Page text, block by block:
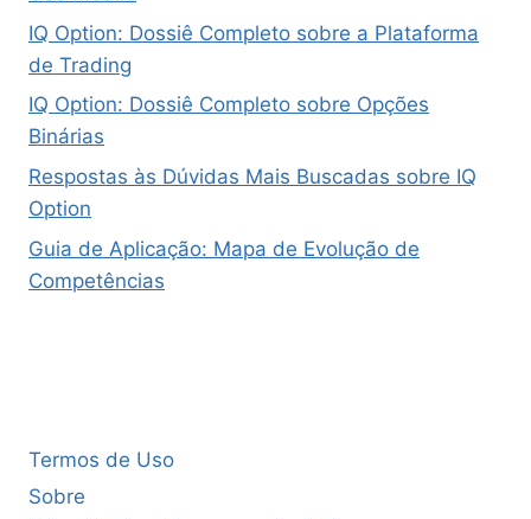
IQ Option: Dossiê Completo sobre a Plataforma
de Trading
IQ Option: Dossiê Completo sobre Opções
Binárias
Respostas às Dúvidas Mais Buscadas sobre IQ
Option
Guia de Aplicação: Mapa de Evolução de
Competências
Termos de Uso
Sobre